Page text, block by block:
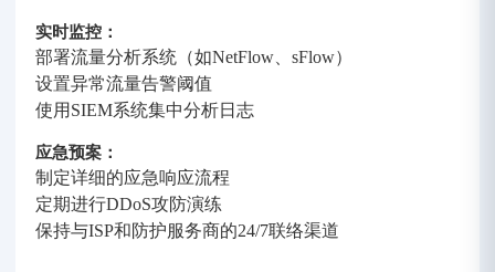
实时监控：
部署流量分析系统（如NetFlow、sFlow）
设置异常流量告警阈值
使用SIEM系统集中分析日志
应急预案：
制定详细的应急响应流程
定期进行DDoS攻防演练
保持与ISP和防护服务商的24/7联络渠道